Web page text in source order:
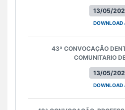
13/05/
DOWNLOAD
13/05/
43ª CONVOCAÇÃO
COMUNITARIO
DOWNLOAD